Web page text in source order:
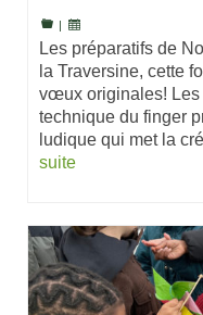
Les préparatifs de
la Traversine, cette
vœux originales! Les
technique du finger
ludique qui met la
suite